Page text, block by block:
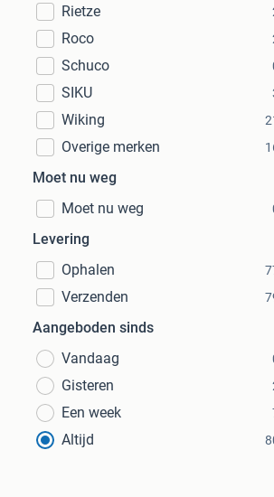
Rietze
Roco
Schuco
SIKU
Wiking
Overige merken
Moet nu weg
Moet nu weg
Levering
Ophalen
Verzenden
Aangeboden sinds
Vandaag
Gisteren
Een week
Altijd